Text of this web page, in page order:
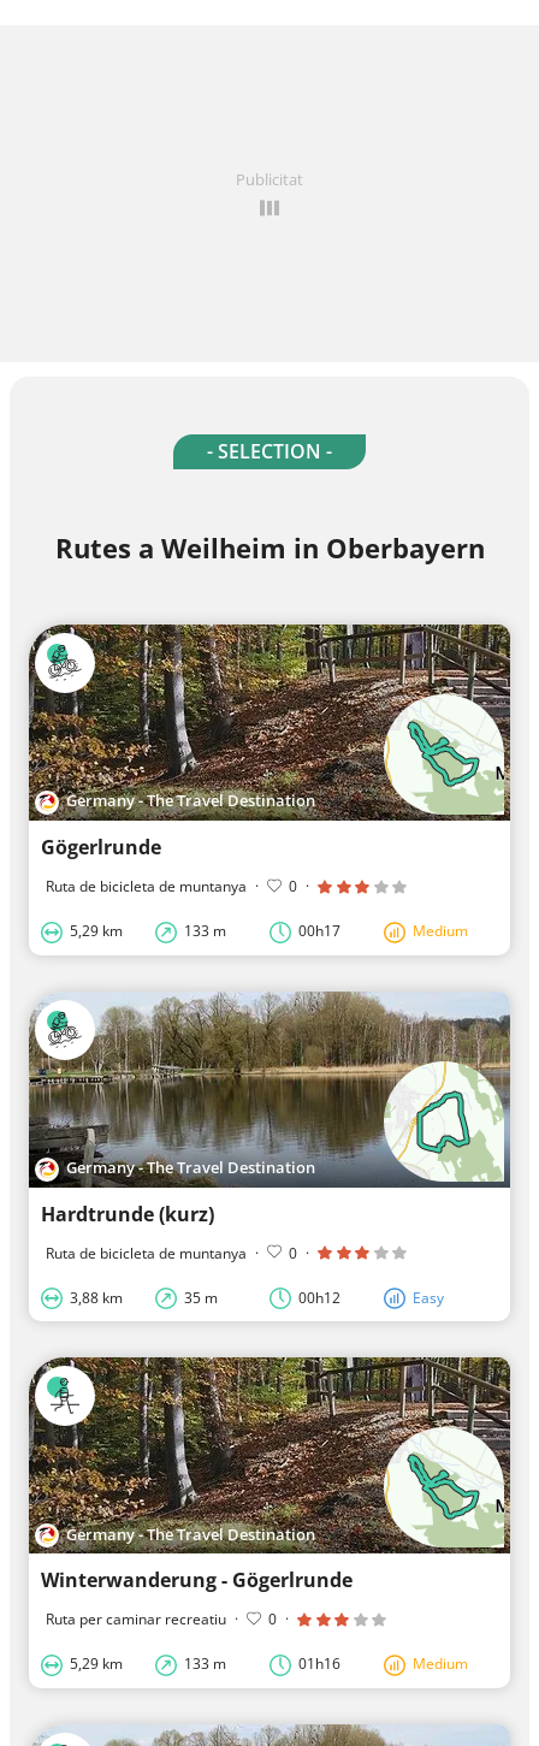
Publicitat
- SELECTION -
Rutes a Weilheim in Oberbayern
Germany - The Travel Destination
Gögerlrunde
Ruta de bicicleta de muntanya · 0 ·
5,29 km 133 m 00h17 Medium
Germany - The Travel Destination
Hardtrunde (kurz)
Ruta de bicicleta de muntanya · 0 ·
3,88 km 35 m 00h12 Easy
Germany - The Travel Destination
Winterwanderung - Gögerlrunde
Ruta per caminar recreatiu · 0 ·
5,29 km 133 m 01h16 Medium